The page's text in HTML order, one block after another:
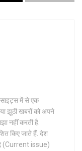
में से एक
झूठी खबरों को अपने
नहीं करती है.
किए जाते हैं. देश
(Current issue)